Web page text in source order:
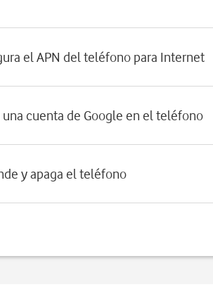
el APN del teléfono para Internet
una cuenta de Google en el teléfono
y apaga el teléfono